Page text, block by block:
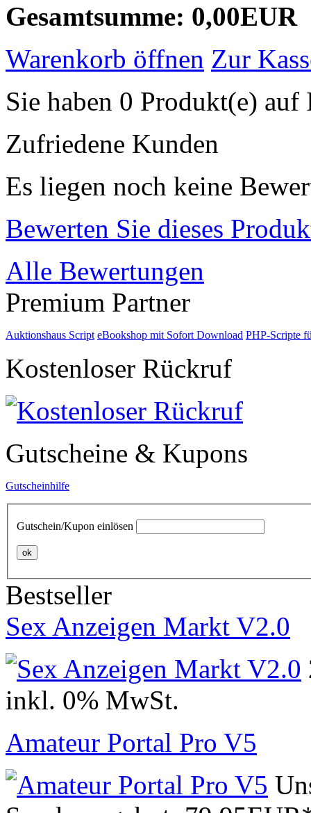
Gesamtsumme: 0,00EUR
Warenkorb öffnen Zur
Sie haben 0 Produkt(e)
Zufriedene Kunden
Es liegen noch keine
Bewerten Sie dieses
Alle Bewertungen
Premium Partner
Auktionshaus Script eBookshop mit Sofort Download PHP-Scripte
Kostenloser Rückruf
Gutscheine & Kupons
Gutscheinhilfe
Gutschein/Kupon einlösen
ok
Bestseller
Sex Anzeigen Markt V2.0
inkl. 0% MwSt.
Amateur Portal Pro V5